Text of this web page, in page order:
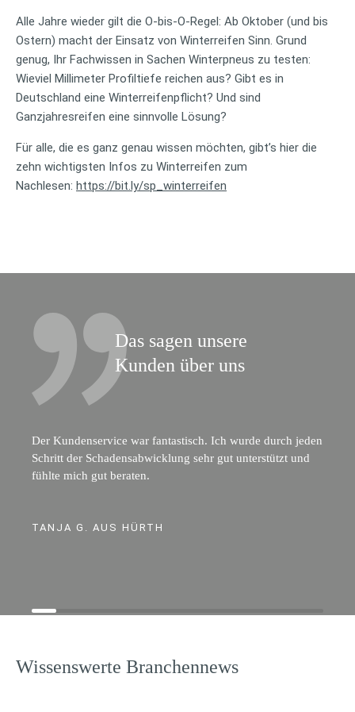
Alle Jahre wieder gilt die O-bis-O-Regel: Ab Oktober (und bis
Ostern) macht der Einsatz von Winterreifen Sinn. Grund
genug, Ihr Fachwissen in Sachen Winterpneus zu testen:
Wieviel Millimeter Profiltiefe reichen aus? Gibt es in
Deutschland eine Winterreifenpflicht? Und sind
Ganzjahresreifen eine sinnvolle Lösung?
Für alle, die es ganz genau wissen möchten, gibt’s hier die
zehn wichtigsten Infos zu Winterreifen zum
Nachlesen: https://bit.ly/sp_winterreifen
Das sagen unsere
Kunden über uns
Der Kundenservice war fantastisch. Ich wurde durch jeden
Schritt der Schadensabwicklung sehr gut unterstützt und
fühlte mich gut beraten.
TANJA G. AUS HÜRTH
Wissenswerte Branchennews